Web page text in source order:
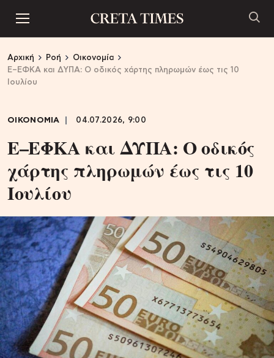
Αρχική Ροή
Οικονομία
Ε–ΕΦΚΑ και ΔΥΠΑ: Ο οδικός χάρτης πληρωμών έως τις 10
Iουλίου
ΟΙΚΟΝΟΜΙΑ 04.07.2026, 9:00
Ε–ΕΦΚΑ και ΔΥΠΑ: Ο οδικός
χάρτης πληρωμών έως τις 10
Iουλίου